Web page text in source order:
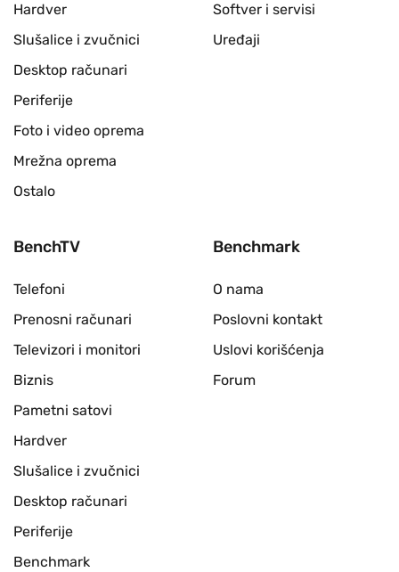
Hardver
Slušalice i zvučnici
Desktop računari
Periferije
Foto i video oprema
Mrežna oprema
Ostalo
Softver i servisi
Uređaji
BenchTV
Telefoni
Prenosni računari
Televizori i monitori
Biznis
Pametni satovi
Hardver
Slušalice i zvučnici
Desktop računari
Periferije
Benchmark
Benchmark
O nama
Poslovni kontakt
Uslovi korišćenja
Forum